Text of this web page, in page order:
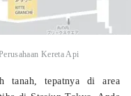
Kereta Api
tanah, tepatnya di area